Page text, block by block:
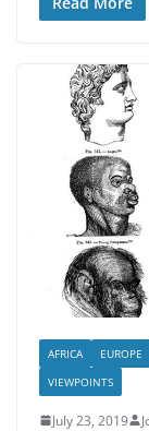
AFRICA EUROPE
VIEWPOINTS
July 23, 2019